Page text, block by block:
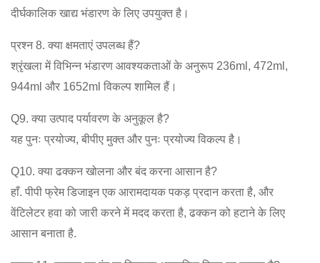
दीर्घकालिक खाद्य भंडारण के लिए उपयुक्त है।
प्रश्न 8. क्या क्षमताएं उपलब्ध हैं?
श्रृंखला में विभिन्न भंडारण आवश्यकताओं के अनुरूप 236ml, 472ml,
944ml और 1652ml विकल्प शामिल हैं।
Q9. क्या उत्पाद पर्यावरण के अनुकूल है?
यह पुनः प्रयोज्य, बीपीए मुक्त और पुनः प्रयोज्य विकल्प है।
Q10. क्या ढक्कन खोलना और बंद करना आसान है?
हाँ. पीपी फ्रेम डिजाइन एक आरामदायक पकड़ प्रदान करता है, और
वेंटिलेटर हवा को जारी करने में मदद करता है, ढक्कन को हटाने के लिए
आसान बनाता है.